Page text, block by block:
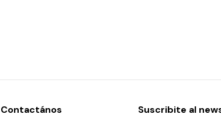
Contactános Suscribite al